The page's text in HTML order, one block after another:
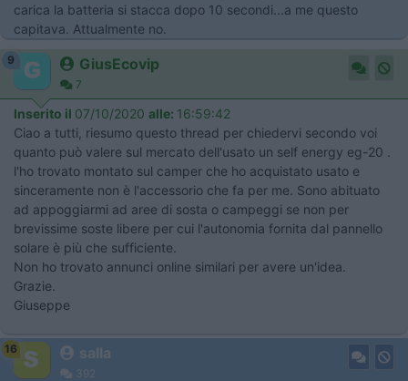
carica la batteria si stacca dopo 10 secondi...a me questo
capitava. Attualmente no.
9 GiusEcovip
7
Inserito il 07/10/2020 alle: 16:59:42
Ciao a tutti, riesumo questo thread per chiedervi secondo voi
quanto può valere sul mercato dell'usato un self energy eg-20 .
l'ho trovato montato sul camper che ho acquistato usato e
sinceramente non è l'accessorio che fa per me. Sono abituato
ad appoggiarmi ad aree di sosta o campeggi se non per
brevissime soste libere per cui l'autonomia fornita dal pannello
solare è più che sufficiente.
Non ho trovato annunci online similari per avere un'idea.
Grazie.
Giuseppe
16 salla
392